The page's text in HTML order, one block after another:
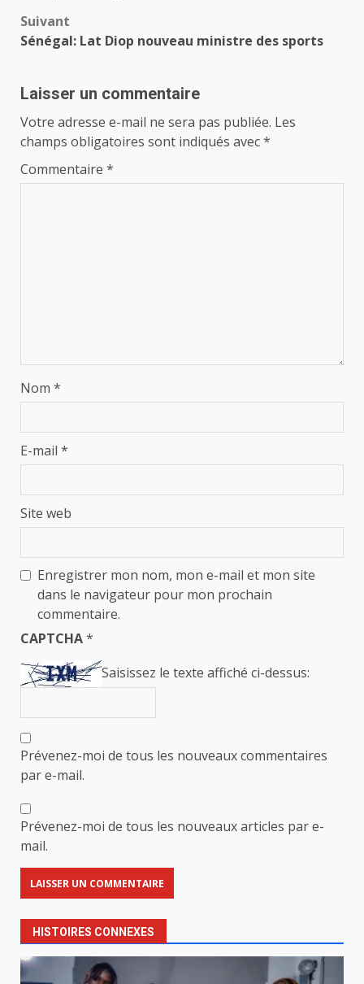
Suivant
Sénégal: Lat Diop nouveau ministre des sports
Laisser un commentaire
Votre adresse e-mail ne sera pas publiée. Les
champs obligatoires sont indiqués avec*
Commentaire *
Nom *
E-mail *
Site web
Enregistrer mon nom, mon e-mail et mon site
dans le navigateur pour mon prochain
commentaire.
CAPTCHA*
Saisissez le texte affiché ci-dessus:
Prévenez-moi de tous les nouveaux commentaires
par e-mail.
Prévenez-moi de tous les nouveaux articles par e-
mail.
HISTOIRES CONNEXES